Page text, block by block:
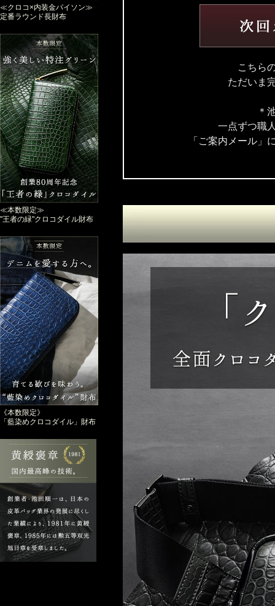
≪クロコ×内装金パイソン≫
定番ラウンド長財布
≪本数限定≫
"王者の緑"クロコダイル財布
《本数限定》
「藍染めクロコダイル」財布
こちら
ただいま
＊
一点ずつ職
「ご案内メール」